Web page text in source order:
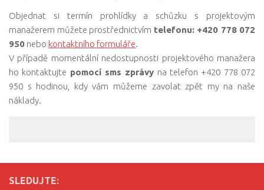
Objednat si termín prohlídky a schůzku s projektovým
manažerem můžete prostřednictvím telefonu: +420 778 072
950 nebo kontaktního formuláře.
V případě momentální nedostupnosti projektového manažera
ho kontaktujte pomocí sms zprávy na telefon +420 778 072
950 s hodinou, kdy vám můžeme zavolat zpět my na naše
náklady.
SLEDUJTE: